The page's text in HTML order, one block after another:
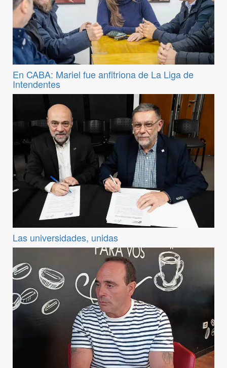
En CABA: Mariel fue anfitriona de La Liga de
Intendentes
Las universidades, unidas